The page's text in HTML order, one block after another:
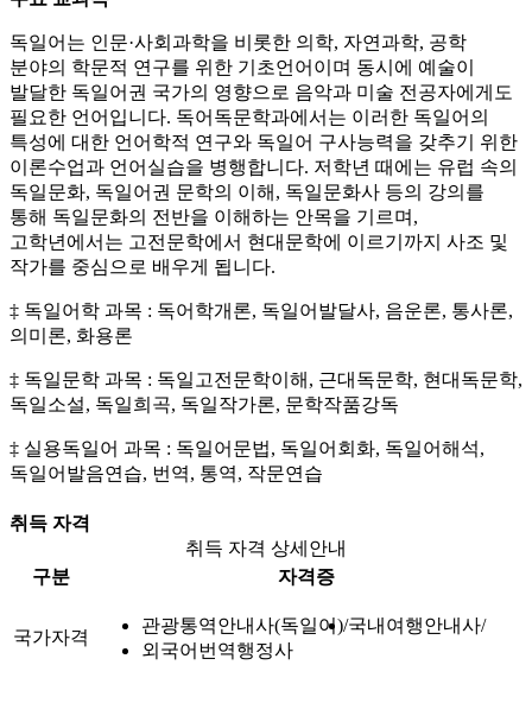
독일어는 인문·사회과학을 비롯한 의학, 자연과학, 공학
분야의 학문적 연구를 위한 기초언어이며 동시에 예술이
발달한 독일어권 국가의 영향으로 음악과 미술 전공자에게도
필요한 언어입니다. 독어독문학과에서는 이러한 독일어의
특성에 대한 언어학적 연구와 독일어 구사능력을 갖추기 위한
이론수업과 언어실습을 병행합니다. 저학년 때에는 유럽 속의
독일문화, 독일어권 문학의 이해, 독일문화사 등의 강의를
통해 독일문화의 전반을 이해하는 안목을 기르며,
고학년에서는 고전문학에서 현대문학에 이르기까지 사조 및
작가를 중심으로 배우게 됩니다.
‡ 독일어학 과목 : 독어학개론, 독일어발달사, 음운론, 통사론,
의미론, 화용론
‡ 독일문학 과목 : 독일고전문학이해, 근대독문학, 현대독문학,
독일소설, 독일희곡, 독일작가론, 문학작품강독
‡ 실용독일어 과목 : 독일어문법, 독일어회화, 독일어해석,
독일어발음연습, 번역, 통역, 작문연습
취득 자격
취득 자격 상세안내
구분
자격증
국가자격
관광통역안내사(독일어) 국내여행안내사
외국어번역행정사